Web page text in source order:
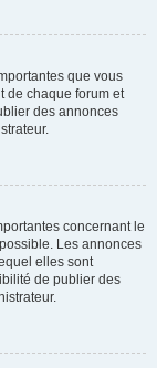
que vous
de chaque forum et
des annonces
concernant le
Les annonces
elles sont
de publier des